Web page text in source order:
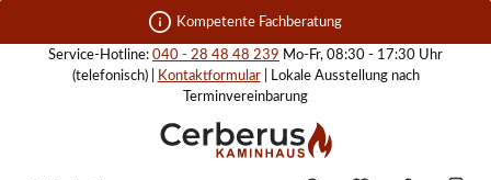
Zum Hauptinhalt springen Kompetente Fachberatung
Service-Hotline: 040 - 28 48 48 239 Mo-Fr, 08:30 - 17:30 Uhr
(telefonisch) |
Kontaktformular| Lokale Ausstellung nach
Terminvereinbarung